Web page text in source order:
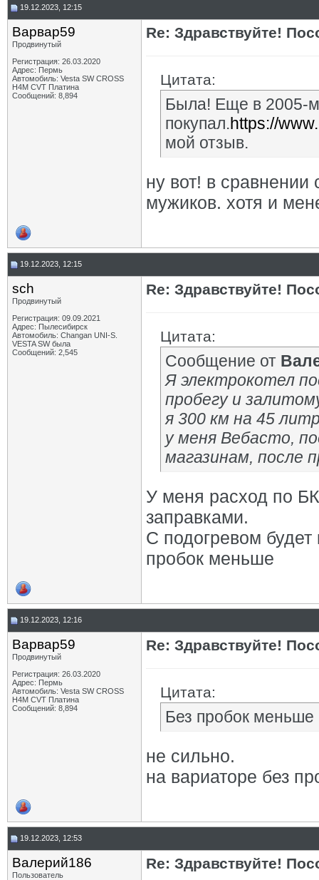
19.12.2023, 12:15
Варвар59
Продвинутый
Регистрация: 26.03.2020
Адрес: Пермь
Автомобиль: Vesta SW CROSS
H4M CVT Платина
Сообщений: 8,894
Re: Здравствуйте!
Цитата:
Была! Еще в 2005-
покупал.https://
мой отзыв.
ну вот! в сравнении
мужиков. хотя и
19.12.2023, 12:15
sch
Продвинутый
Регистрация: 09.09.2021
Адрес: Пылесибирск
Автомобиль: Changan UNI-S.
VESTA SW была
Сообщений: 2,545
Re: Здравствуйте!
Цитата:
Сообщение от
Я электрокотел
пробегу и
я 300 км на 45
у меня Вебасто,
магазинам, после
У меня расход по
заправками.
С подогревом будет
пробок меньше
19.12.2023, 12:16
Варвар59
Продвинутый
Регистрация: 26.03.2020
Адрес: Пермь
Автомобиль: Vesta SW CROSS
H4M CVT Платина
Сообщений: 8,894
Re: Здравствуйте!
Цитата:
Без пробок меньше
не сильно.
на вариаторе без
19.12.2023, 12:53
Валерий186
Пользователь
Re: Здравствуйте!